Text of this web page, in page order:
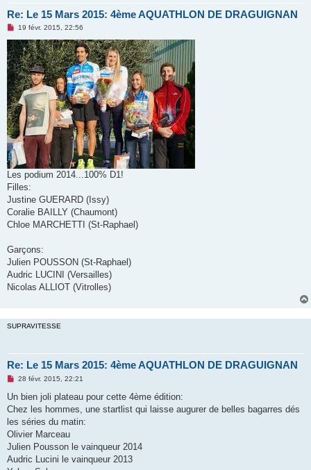
Re: Le 15 Mars 2015: 4ème AQUATHLON DE DRAGUIGNAN
M
s
s
a
g
e
n
o
n
l
u
19 févr. 2015, 22:56
Les podium 2014...100% D1!
Filles:
Justine GUERARD (Issy)
Coralie BAILLY (Chaumont)
Chloe MARCHETTI (St-Raphael)
Garçons:
Julien POUSSON (St-Raphael)
Audric LUCINI (Versailles)
Nicolas ALLIOT (Vitrolles)
SUPRAVITESSE
Re: Le 15 Mars 2015: 4ème AQUATHLON DE DRAGUIGNAN
M
s
a
g
n
o
l
28 févr. 2015, 22:21
Un bien joli plateau pour cette 4ème édition:
Chez les hommes, une startlist qui laisse augurer de belles bagarres dés
les séries du matin:
Olivier Marceau
Julien Pousson le vainqueur 2014
Audric Lucini le vainqueur 2013